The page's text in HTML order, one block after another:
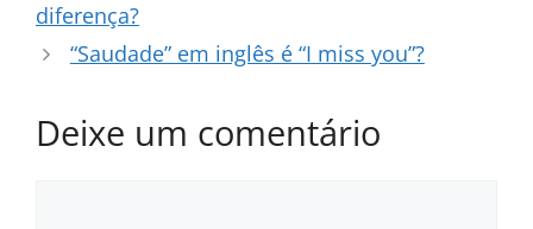
diferença?
“Saudade” em inglês é “I miss you”?
Deixe um comentário